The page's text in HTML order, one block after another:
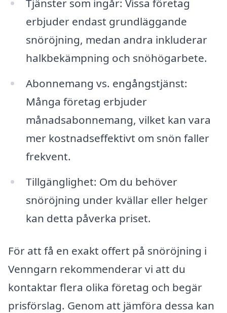
Tjänster som ingår: Vissa företag
erbjuder endast grundläggande
snöröjning, medan andra inkluderar
halkbekämpning och snöhögarbete.
Abonnemang vs. engångstjänst:
Många företag erbjuder
månadsabonnemang, vilket kan vara
mer kostnadseffektivt om snön faller
frekvent.
Tillgänglighet: Om du behöver
snöröjning under kvällar eller helger
kan detta påverka priset.
För att få en exakt offert på snöröjning i
Venngarn rekommenderar vi att du
kontaktar flera olika företag och begär
prisförslag. Genom att jämföra dessa kan